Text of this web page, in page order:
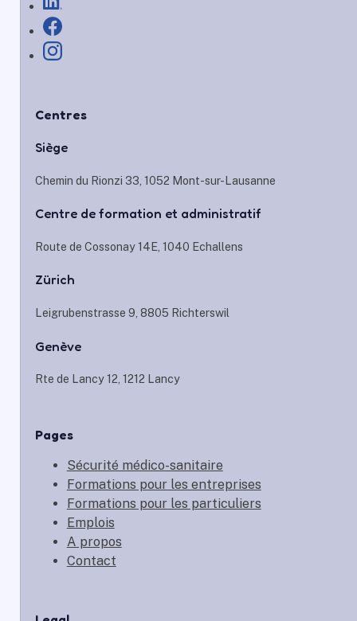
Centres
Siège
Chemin du Rionzi 33, 1052 Mont-sur-Lausanne
Centre de formation et administratif
Route de Cossonay 14E, 1040 Echallens
Zürich
Leigrubenstrasse 9, 8805 Richterswil
Genève
Rte de Lancy 12, 1212 Lancy
Pages
Sécurité médico-sanitaire
Formations pour les entreprises
Formations pour les particuliers
Emplois
A propos
Contact